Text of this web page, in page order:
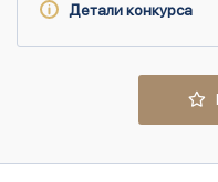
Детали конкурса